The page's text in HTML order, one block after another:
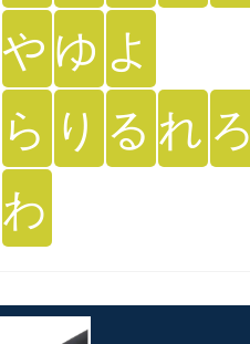
や ゆ よ
ら り る れ ろ
わ